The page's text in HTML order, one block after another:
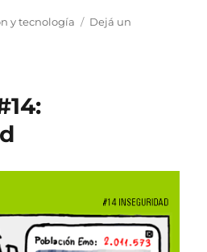
y tecnología
Dejá un